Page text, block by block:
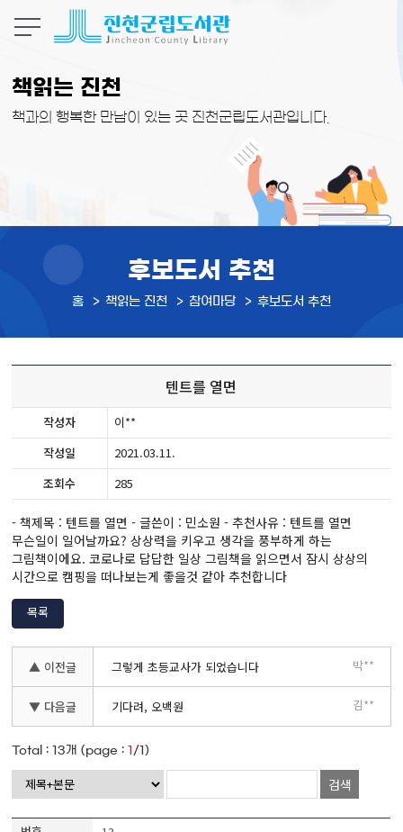
책읽는 진천
책과의 행복한 만남이 있는 곳 진천군립도서관입니다.
후보도서 추천
홈 책읽는 진천 참여마당 후보도서 추천
텐트를 열면
작성자
이**
작성일
2021.03.11.
조회수
285
- 책제목 : 텐트를 열면 - 글쓴이 : 민소원 - 추천사유 : 텐트를 열면
무슨일이 일어날까요? 상상력을 키우고 생각을 풍부하게 하는
그림책이에요. 코로나로 답답한 일상 그림책을 읽으면서 잠시 상상의
시간으로 캠핑을 떠나보는게 좋을것 같아 추천합니다
목록
▲ 이전글 그렇게 초등교사가 되었습니다 박**
▼ 다음글 기다려, 오백원 김**
Total :13개 (page :1 /1)
검색